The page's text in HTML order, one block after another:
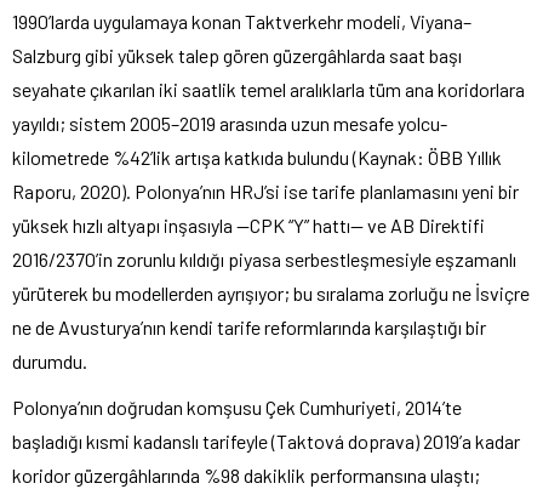
1990’larda uygulamaya konan Taktverkehr modeli, Viyana–
Salzburg gibi yüksek talep gören güzergâhlarda saat başı
seyahate çıkarılan iki saatlik temel aralıklarla tüm ana koridorlara
yayıldı; sistem 2005–2019 arasında uzun mesafe yolcu-
kilometrede %42’lik artışa katkıda bulundu (Kaynak: ÖBB Yıllık
Raporu, 2020). Polonya’nın HRJ’si ise tarife planlamasını yeni bir
yüksek hızlı altyapı inşasıyla —CPK “Y” hattı— ve AB Direktifi
2016/2370’in zorunlu kıldığı piyasa serbestleşmesiyle eşzamanlı
yürüterek bu modellerden ayrışıyor; bu sıralama zorluğu ne İsviçre
ne de Avusturya’nın kendi tarife reformlarında karşılaştığı bir
durumdu.
Polonya’nın doğrudan komşusu Çek Cumhuriyeti, 2014’te
başladığı kısmi kadanslı tarifeyle (Taktová doprava) 2019’a kadar
koridor güzergâhlarında %98 dakiklik performansına ulaştı;